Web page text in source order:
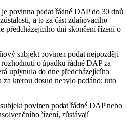
povinna podat řádné DAP do 30 dnů
a to za část zdaňovacího
předcházejícího dni skončení řízení o
subjekt povinen podat nejpozději
o úpadku řádné DAP za
uplynula do dne předcházejícího
kterou dosud nebylo podáno; tuto
povinen podat řádné DAP nebo
řízení, zůstávají